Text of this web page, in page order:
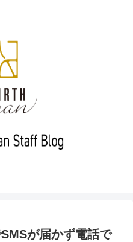
が届かず電話で